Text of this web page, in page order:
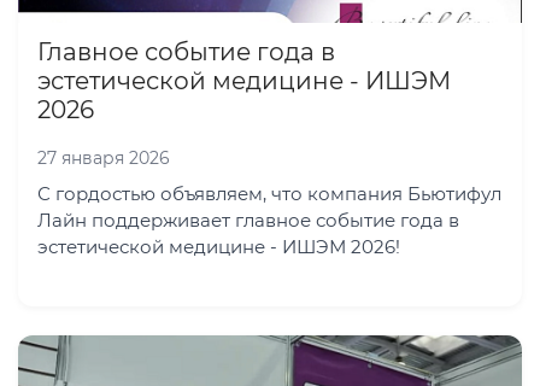
Главное событие года в
эстетической медицине - ИШЭМ
2026
27 января 2026
С гордостью объявляем, что компания Бьютифул
Лайн поддерживает главное событие года в
эстетической медицине - ИШЭМ 2026!